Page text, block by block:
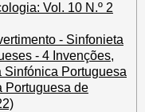
Vol. 10 N.º 2
- Sinfonieta
- 4 Invenções,
Sinfónica Portuguesa
Portuguesa de